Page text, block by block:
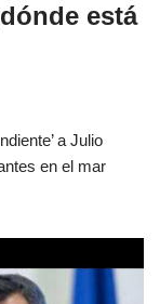
está
a Julio
en el mar